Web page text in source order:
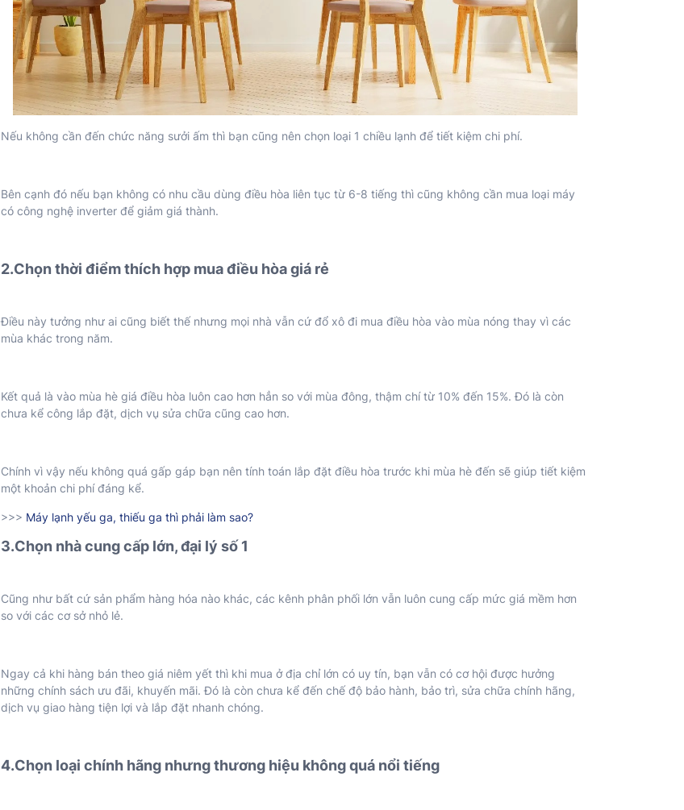
Nếu không cần đến chức năng sưởi ấm thì bạn cũng nên chọn loại 1 chiều lạnh để tiết kiệm chi phí.
Bên cạnh đó nếu bạn không có nhu cầu dùng điều hòa liên tục từ 6-8 tiếng thì cũng không cần mua loại máy
có công nghệ inverter để giảm giá thành.
2.Chọn thời điểm thích hợp mua điều hòa giá rẻ
Điều này tưởng như ai cũng biết thế nhưng mọi nhà vẫn cứ đổ xô đi mua điều hòa vào mùa nóng thay vì các
mùa khác trong năm.
Kết quả là vào mùa hè giá điều hòa luôn cao hơn hẳn so với mùa đông, thậm chí từ 10% đến 15%. Đó là còn
chưa kể công lắp đặt, dịch vụ sửa chữa cũng cao hơn.
Chính vì vậy nếu không quá gấp gáp bạn nên tính toán lắp đặt điều hòa trước khi mùa hè đến sẽ giúp tiết kiệm
một khoản chi phí đáng kể.
>>> Máy lạnh yếu ga, thiếu ga thì phải làm sao?
3.Chọn nhà cung cấp lớn, đại lý số 1
Cũng như bất cứ sản phẩm hàng hóa nào khác, các kênh phân phối lớn vẫn luôn cung cấp mức giá mềm hơn
so với các cơ sở nhỏ lẻ.
Ngay cả khi hàng bán theo giá niêm yết thì khi mua ở địa chỉ lớn có uy tín, bạn vẫn có cơ hội được hưởng
những chính sách ưu đãi, khuyến mãi. Đó là còn chưa kể đến chế độ bảo hành, bảo trì, sửa chữa chính hãng,
dịch vụ giao hàng tiện lợi và lắp đặt nhanh chóng.
4.Chọn loại chính hãng nhưng thương hiệu không quá nổi tiếng